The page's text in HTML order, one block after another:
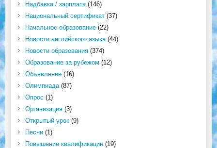
Надбавка / зарплата(146)
Национальный сертификат(37)
Начальное образование(22)
Новости английского языка(44)
Новости образования(374)
Образование за рубежом (12)
Объявление(16)
Олимпиада(87)
Опрос (1)
Организация(3)
Открытый урок(9)
Песни(1)
Повышение квалификации(19)